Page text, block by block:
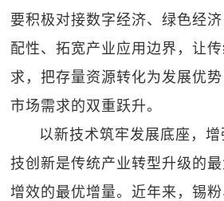
要积极对接数字经济、绿色经
配性、拓宽产业应用边界，让
求，把存量资源转化为发展优
市场需求的双重跃升。
以新技术筑牢发展底座，
技创新是传统产业转型升级的
增效的最优增量。近年来，锡